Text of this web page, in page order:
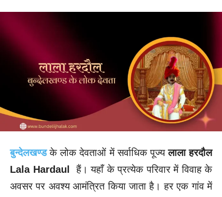
बुन्देलखण्डके लोक देवताओं में सर्वाधिक पूज्यलाला हरदौल
Lala Hardaul
हैं। यहाँ के प्रत्येक परिवार में विवाह के
अवसर पर अवश्य आमंत्रित किया जाता है। हर एक गांव में